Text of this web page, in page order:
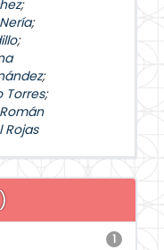
;
;
;
;
Torres;
Rojas
1